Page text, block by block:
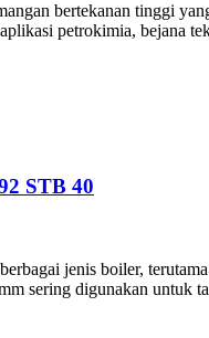
bertekanan tinggi
petrokimia, bejana
STB 40
jenis boiler,
sering digunakan untuk